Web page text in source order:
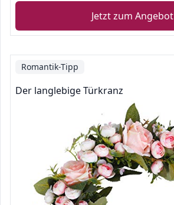
Jetzt zum Angebot
Romantik-Tipp
Der langlebige Türkranz